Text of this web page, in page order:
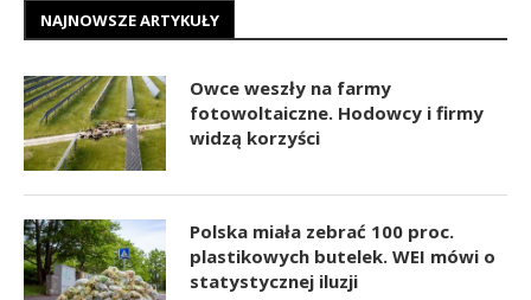
NAJNOWSZE ARTYKUŁY
Owce weszły na farmy
fotowoltaiczne. Hodowcy i firmy
widzą korzyści
Polska miała zebrać 100 proc.
plastikowych butelek. WEI mówi o
statystycznej iluzji